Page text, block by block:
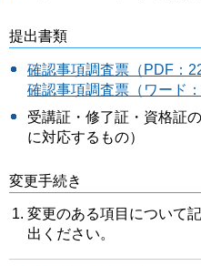
提出書類
確認事項調査票（PDF：
確認事項調査票（ワード：
受講証・修了証・資格証
に対応するもの）
変更手続き
変更のある項目について
出ください。